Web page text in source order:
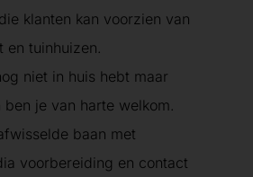
klanten kan voorzien van
en tuinhuizen.
niet in huis hebt maar
je van harte welkom.
baan met
voorbereiding en contact